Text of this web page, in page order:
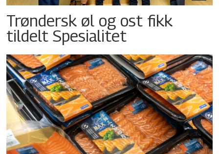
Trøndersk øl og ost fikk
tildelt Spesialitet